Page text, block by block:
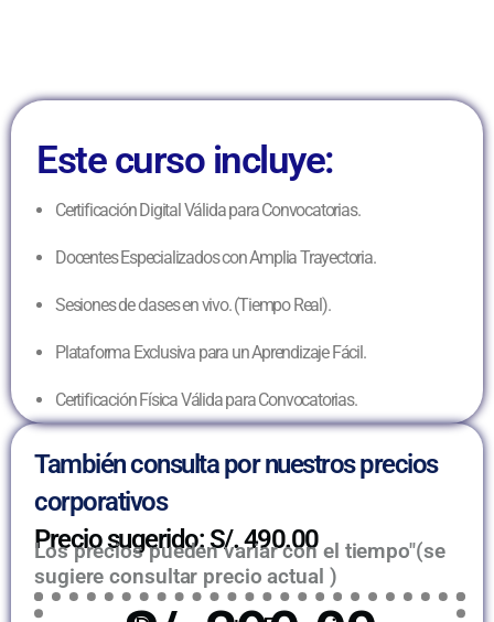
Este curso incluye:
Certificación Digital Válida para Convocatorias.
Docentes Especializados con Amplia Trayectoria.
Sesiones de clases en vivo. (Tiempo Real).
Plataforma Exclusiva para un Aprendizaje Fácil.
Certificación Física Válida para Convocatorias.
También consulta por nuestros precios
corporativos
Precio sugerido: S/. 490.00
Los precios pueden variar con el tiempo"(se
sugiere consultar precio actual )